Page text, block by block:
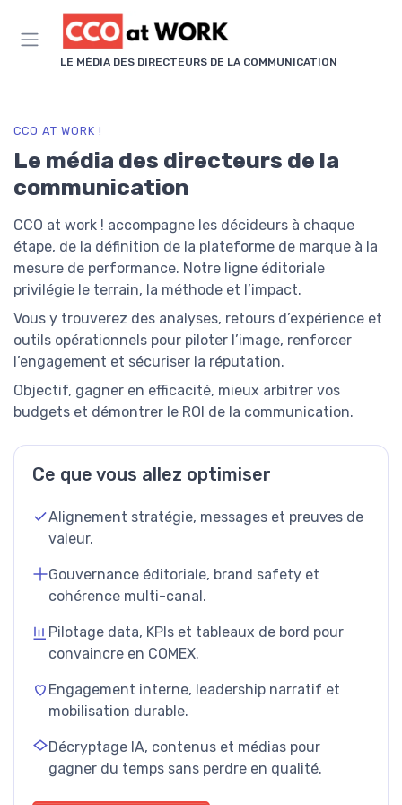
LE MÉDIA DES DIRECTEURS DE LA COMMUNICATION
CCO AT WORK !
Le média des directeurs de la
communication
CCO at work ! accompagne les décideurs à chaque
étape, de la définition de la plateforme de marque à la
mesure de performance. Notre ligne éditoriale
privilégie le terrain, la méthode et l’impact.
Vous y trouverez des analyses, retours d’expérience et
outils opérationnels pour piloter l’image, renforcer
l’engagement et sécuriser la réputation.
Objectif, gagner en efficacité, mieux arbitrer vos
budgets et démontrer le ROI de la communication.
Ce que vous allez optimiser
Alignement stratégie, messages et preuves de
valeur.
Gouvernance éditoriale, brand safety et
cohérence multi-canal.
Pilotage data, KPIs et tableaux de bord pour
convaincre en COMEX.
Engagement interne, leadership narratif et
mobilisation durable.
Décryptage IA, contenus et médias pour
gagner du temps sans perdre en qualité.
Panneau de gestion des cookies